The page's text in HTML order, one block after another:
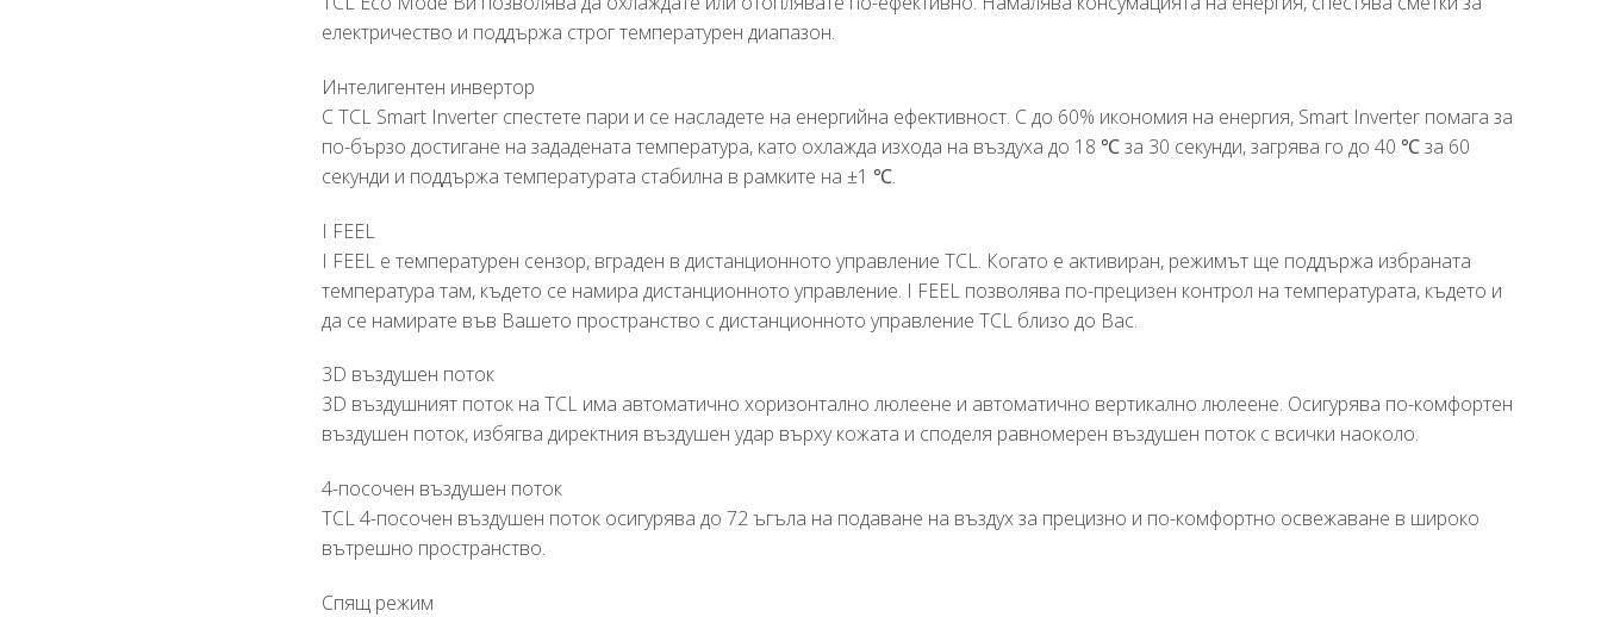
електричество и поддържа строг температурен диапазон.
Интелигентен инвертор
С TCL Smart Inverter спестете пари и се насладете на енергийна ефективност. С до 60% икономия на енергия, Smart Inverter помага за
по-бързо достигане на зададената температура, като охлажда изхода на въздуха до 18 ℃ за 30 секунди, загрява го до 40 ℃ за 60
секунди и поддържа температурата стабилна в рамките на ±1 ℃.
I FEEL
I FEEL е температурен сензор, вграден в дистанционното управление TCL. Когато е активиран, режимът ще поддържа избраната
температура там, където се намира дистанционното управление. I FEEL позволява по-прецизен контрол на температурата, където и
да се намирате във Вашето пространство с дистанционното управление TCL близо до Вас.
3D въздушен поток
3D въздушният поток на TCL има автоматично хоризонтално люлеене и автоматично вертикално люлеене. Осигурява по-комфортен
въздушен поток, избягва директния въздушен удар върху кожата и споделя равномерен въздушен поток с всички наоколо.
4-посочен въздушен поток
TCL 4-посочен въздушен поток осигурява до 72 ъгъла на подаване на въздух за прецизно и по-комфортно освежаване в широко
вътрешно пространство.
Спящ режим